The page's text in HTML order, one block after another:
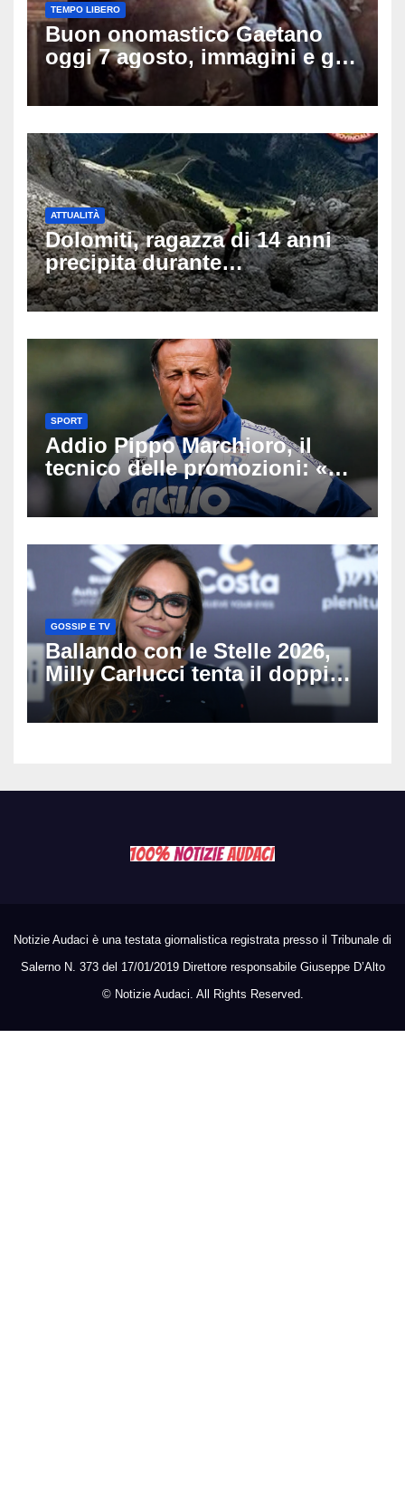
TEMPO LIBERO
Buon onomastico Gaetano
oggi 7 agosto, immagini e gif
di auguri da condividere sui
social
ATTUALITÀ
Dolomiti, ragazza di 14 anni
precipita durante
un’escursione: tragedia sul
Latemar davanti alla famiglia
SPORT
Addio Pippo Marchioro, il
tecnico delle promozioni: «Ha
scritto pagine indimenticabili
del nostro calcio»
GOSSIP E TV
Ballando con le Stelle 2026,
Milly Carlucci tenta il doppio
colpo: tra i papabili Ornella
Muti e Monica Guerritore
Notizie Audaci è una testata giornalistica registrata presso il Tribunale di
Salerno N. 373 del 17/01/2019 Direttore responsabile Giuseppe D’Alto
© Notizie Audaci. All Rights Reserved.